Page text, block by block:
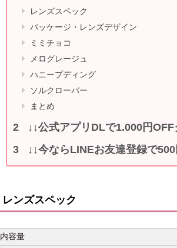
レンズスペック
パッケージ・レンズデザイン
ミミチョコ
メログレージュ
ハニープディング
ソルクローバー
まとめ
↓↓公式アプリDLで1.000円
↓↓今ならLINEお友達登録で
レンズスペック
内容量